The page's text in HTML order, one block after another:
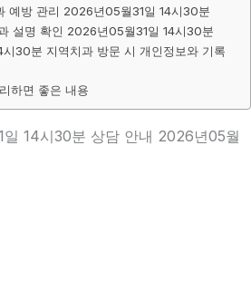
예방 관리 2026년05월31일 14시30분
설명 확인 2026년05월31일 14시30분
30분 지역치과 방문 시 개인정보와 기록
하면 좋은 내용
14시30분 상담 안내 2026년05월